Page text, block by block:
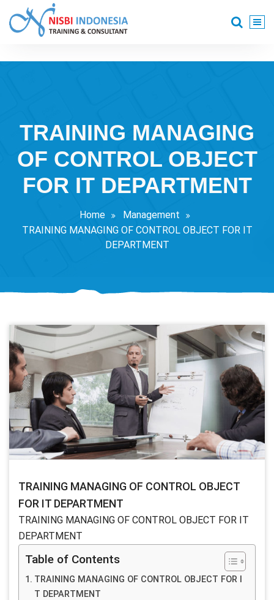
content
TRAINING MANAGING
OF CONTROL OBJECT
FOR IT DEPARTMENT
Home
Management
TRAINING MANAGING OF CONTROL OBJECT FOR IT
DEPARTMENT
TRAINING MANAGING OF CONTROL OBJECT
FOR IT DEPARTMENT
TRAINING MANAGING OF CONTROL OBJECT FOR IT
DEPARTMENT
Table of Contents
TRAINING MANAGING OF CONTROL OBJECT FOR I
T DEPARTMENT